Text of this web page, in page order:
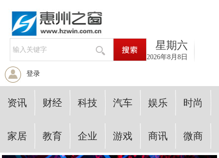
星期六
2026年8月8日
登录
资讯 财经 科技 汽车 娱乐 时尚
家居 教育 企业 游戏 商讯 微商